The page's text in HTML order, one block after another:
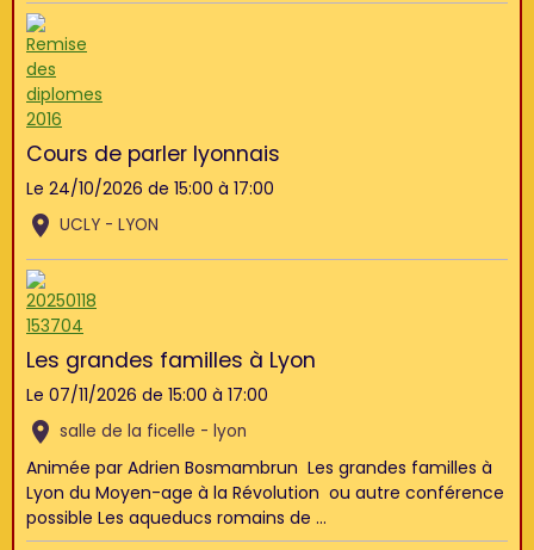
Cours de parler lyonnais
Le 24/10/2026 de 15:00 à 17:00
UCLY - LYON
Les grandes familles à Lyon
Le 07/11/2026 de 15:00 à 17:00
salle de la ficelle - lyon
Animée par Adrien Bosmambrun Les grandes familles à
Lyon du Moyen-age à la Révolution ou autre conférence
possible Les aqueducs romains de ...